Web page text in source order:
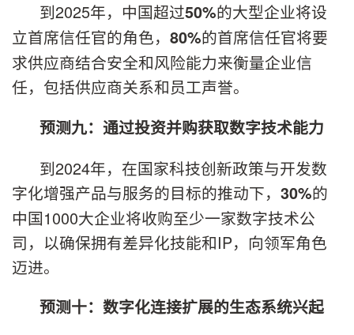
到2025年，中国超过50%的大型企业将设
立首席信任官的角色， 80%的首席信任官将要
求供应商结合安全和风险能力来衡量企业信
任，包括供应商关系和员工声誉。
预测九：通过投资并购获取数字技术能力
到2024年，在国家科技创新政策与开发数
字化增强产品与服务的目标的推动下， 30%的
中国1000大企业将收购至少一家数字技术公
司，以确保拥有差异化技能和IP，向领军角色
迈进。
预测十：数字化连接扩展的生态系统兴起